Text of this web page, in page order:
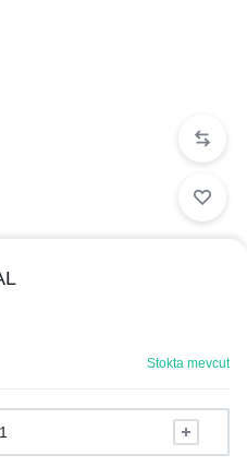
Stokta mevcut